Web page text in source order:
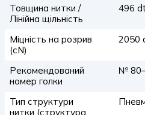
Товщина нитки /
Лінійна щільність
496
Міцність на розрив
(сN)
2050
Рекомендований
номер голки
№
Тип структури
нитки (структура